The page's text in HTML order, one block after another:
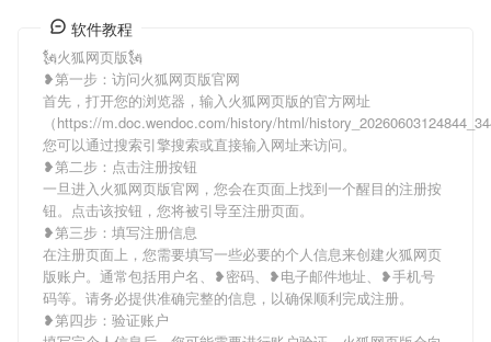
软件教程
🗽火狐网页版🗽
❥第一步：访问火狐网页版官网
首先，打开您的浏览器，输入火狐网页版的官方网址
（https://m.doc.wendoc.com/history/html/
您可以通过搜索引擎搜索或直接输入网址来访问。
❥第二步：点击注册按钮
一旦进入火狐网页版官网，您会在页面上找到一个醒目的注册按
钮。点击该按钮，您将被引导至注册页面。
❥第三步：填写注册信息
在注册页面上，您需要填写一些必要的个人信息来创建火狐网页
版账户。通常包括用户名、❥密码、❥电子邮件地址、❥手机号
码等。请务必提供准确完整的信息，以确保顺利完成注册。
❥第四步：验证账户